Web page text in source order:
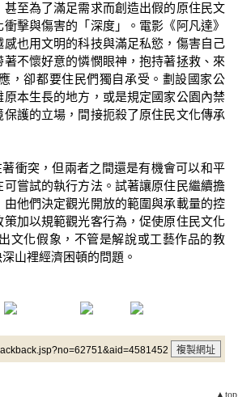
至為了滿足需求而創造出假的原住民文
擊與傷害的「深度」。電影《阿凡達》
也用文明的科技與滿足私慾，傷害自己
不懷好意的憐憫眼神，抱持著拯救、來
，卻都要住民們獨自承受。劃設國家公
本生長的地方，或是規定國家公園內禁
護的立場，間接扼殺了原住民文化傳承
衝突，但兩者之間還是有機會可以和平
嘗試的執行方法。試著讓原住民繼續擔
他們決定觀光開放的範圍與承載量的控
加以規範觀光客行為，促使原住民文化
文化假象，不管是解說或工藝作品的教
山裡經濟困頓的問題。
▲top